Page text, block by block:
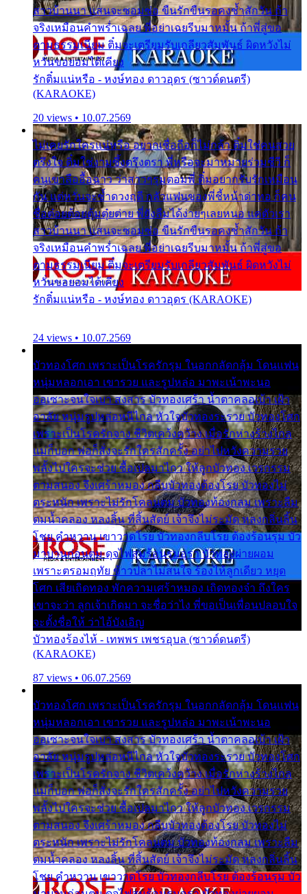
สาวบ้านนา แสนจะซอมซ่อ ขืนรักขืนรอคงช้ำสักวัน ถ้า
จริงเหมือนคำพร่ำเฉลย พี่อย่าเฉยรีบมาหมั้น ถ้าพี่สู่ขอ
ตามธรรมเนียม ติ๋มจะเตรียมรับเกลียวสัมพันธ์ ผิดหวังไม่
หวั่นขอยอมได้เคียง
รักติ๋มแน่หรือ - หงษ์ทอง ดาวอุดร (ซาวด์ดนตรี)
(KARAOKE)
20 views • 10.07.2569
ไม่เคยรักใครแน่หรือ อยากเชื่อถือก็ไม่กล้า ติ๋มใช่คนสวย
ตรึงใจ ติ๋มใช่งามซึ้งตรึงตรา พี่หรือจะมาหมายร่วมชีวี ก็
คนเขาลืออื้อฉาว ว่าสาวๆรุมตอมพี่ ติ๋มอยากรับรักเหมือน
กัน แต่หวั่นจะช้ำดวงฤดี กลัวแฟนของพี่ชี้หน้าด่าทอ ก็คน
ชื่อต๋อยต้อยตุ้มตุ๋ยต่าย พี่ยังลืมได้ง่ายๆเลยหนอ แค่ตัวเรา
สาวบ้านนา แสนจะซอมซ่อ ขืนรักขืนรอคงช้ำสักวัน ถ้า
จริงเหมือนคำพร่ำเฉลย พี่อย่าเฉยรีบมาหมั้น ถ้าพี่สู่ขอ
ตามธรรมเนียม ติ๋มจะเตรียมรับเกลียวสัมพันธ์ ผิดหวังไม่
หวั่นขอยอมได้เคียง
รักติ๋มแน่หรือ - หงษ์ทอง ดาวอุดร (KARAOKE)
24 views • 10.07.2569
บัวทองโศก เพราะเป็นโรครักรุม ในอกกลัดกลุ้ม โดนแฟน
หนุ่มหลอกเอา เขารวย และรูปหล่อ มาพะเน้าพะนอ
ออเซาะจนใจเบา สงสาร บัวทองเศร้า น้ำตาคลอเบ้า เฝ้า
อาลัย หนุ่มรูปหล่อหนีไกล หัวใจบัวทองระรวย บัวทองโศก
เพราะเป็นโรครักจาง ชีวิตเคว้งคว้าง เมื่อรักห่างร้างไกล
แม่ก็บอก พ่อก็สั่งจะรักใครสักครั้ง อย่าไปหวังความรวย
พลั้งไปใครจะช่วย ซื้อเปลมาไกว ให้ลูกบัวทอง เวรกรรม
ตามสนอง จึงเศร้าหมอง กลีบบัวทองต้องโรย บัวทองไม่
ตระหนัก เพราะไม่รักโคลนตม บัวทองท้องกลม เพราะลืม
ตมน้ำคลอง หลงลิ้น ที่สิ้นสัตย์ เจ้าจึงไม่ระมัด หลงกลิ่นลิ้น
โชย คำหวาน เขาวาดโรย บัวทองกลีบโรย ต้องร้อนรุม บัว
มาบานก่อนตูม ดุจไฟสุมร้อนรุมอุรา บัวทองผ่ายผอม
เพราะตรอมฤทัย ข้าวปลาไม่สนใจ ร้องไห้ลูกเดียว หยุด
โศก เสียเถิดทอง พักความเศร้าหมอง เถิดทองจ๋า ถึงใคร
เขาจะว่า ลูกเจ้าเกิดมา จะชื่อว่าไง พี่ขอเป็นเพื่อนปลอบใจ
จะตั้งชื่อให้ ว่าไอ้บังเอิญ
บัวทองร้องไห้ - เทพพร เพชรอุบล (ซาวด์ดนตรี)
(KARAOKE)
87 views • 06.07.2569
บัวทองโศก เพราะเป็นโรครักรุม ในอกกลัดกลุ้ม โดนแฟน
หนุ่มหลอกเอา เขารวย และรูปหล่อ มาพะเน้าพะนอ
ออเซาะจนใจเบา สงสาร บัวทองเศร้า น้ำตาคลอเบ้า เฝ้า
อาลัย หนุ่มรูปหล่อหนีไกล หัวใจบัวทองระรวย บัวทองโศก
เพราะเป็นโรครักจาง ชีวิตเคว้งคว้าง เมื่อรักห่างร้างไกล
แม่ก็บอก พ่อก็สั่งจะรักใครสักครั้ง อย่าไปหวังความรวย
พลั้งไปใครจะช่วย ซื้อเปลมาไกว ให้ลูกบัวทอง เวรกรรม
ตามสนอง จึงเศร้าหมอง กลีบบัวทองต้องโรย บัวทองไม่
ตระหนัก เพราะไม่รักโคลนตม บัวทองท้องกลม เพราะลืม
ตมน้ำคลอง หลงลิ้น ที่สิ้นสัตย์ เจ้าจึงไม่ระมัด หลงกลิ่นลิ้น
โชย คำหวาน เขาวาดโรย บัวทองกลีบโรย ต้องร้อนรุม บัว